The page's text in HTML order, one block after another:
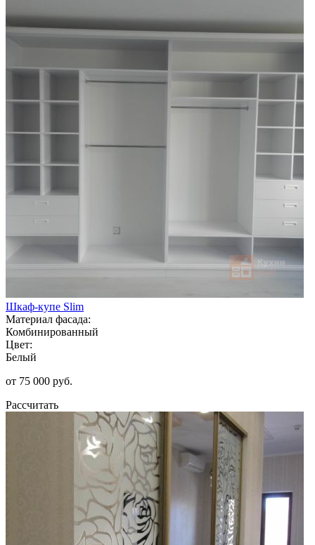
Шкаф-купе Slim
Материал фасада:
Комбинированный
Цвет:
Белый
от 75 000 руб.
Рассчитать